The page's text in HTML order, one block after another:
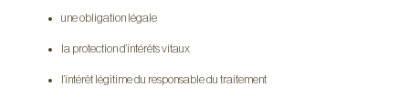
une obligation légale
la protection d’intérêts vitaux
l’intérêt légitime du responsable du traitement